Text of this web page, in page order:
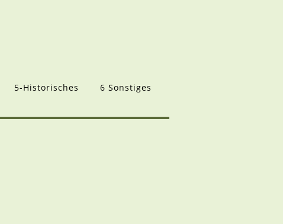
5-Historisches 6 Sonstiges